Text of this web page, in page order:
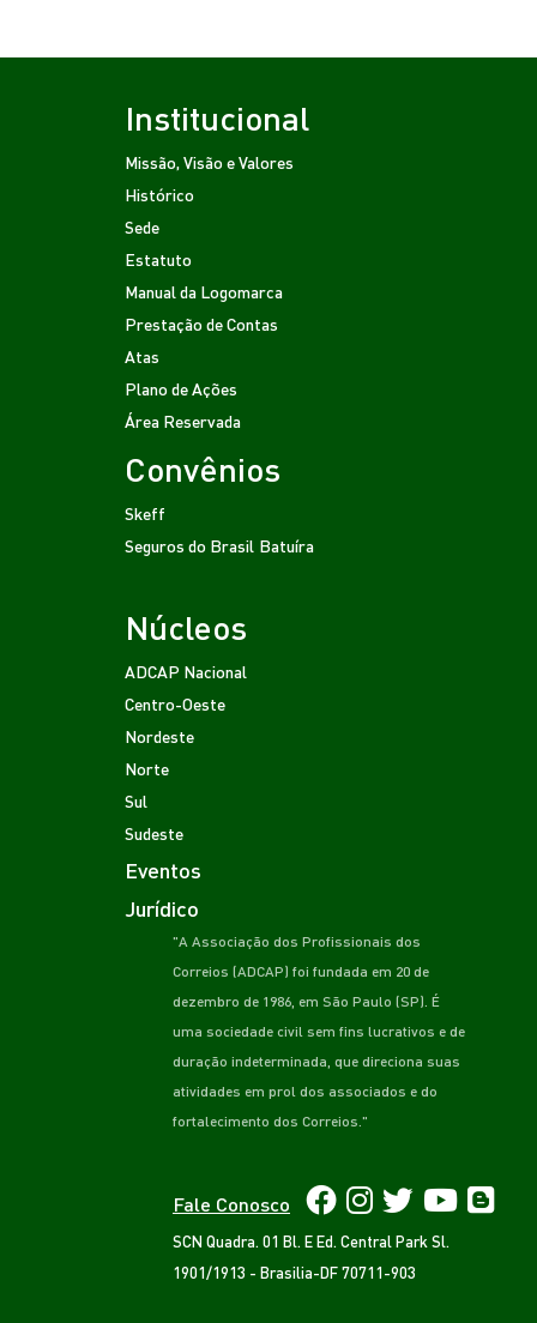
Institucional
Missão, Visão e Valores
Histórico
Sede
Estatuto
Manual da Logomarca
Prestação de Contas
Atas
Plano de Ações
Área Reservada
Convênios
Skeff
Seguros do Brasil Batuíra
Núcleos
ADCAP Nacional
Centro-Oeste
Nordeste
Norte
Sul
Sudeste
Eventos
Jurídico
"A Associação dos Profissionais dos
Correios (ADCAP) foi fundada em 20 de
dezembro de 1986, em São Paulo (SP). É
uma sociedade civil sem fins lucrativos e de
duração indeterminada, que direciona suas
atividades em prol dos associados e do
fortalecimento dos Correios."
Fale Conosco
SCN Quadra. 01 Bl. E Ed. Central Park Sl.
1901/1913 - Brasilia-DF 70711-903